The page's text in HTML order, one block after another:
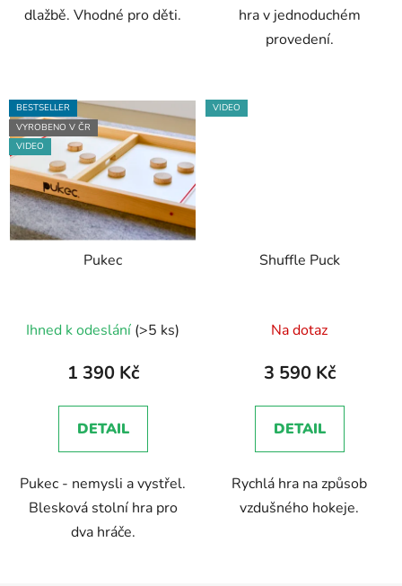
dlažbě. Vhodné pro děti.
hra v jednoduchém
provedení.
BESTSELLER
VYROBENO V ČR
VIDEO
Pukec
hodnocení
produktu
4,9
z
hvězdiček.
Ihned k odeslání (>5 ks)
1 390 Kč
DETAIL
Pukec - nemysli a vystřel.
Blesková stolní hra pro
dva hráče.
VIDEO
Shuffle Puck
Na dotaz
3 590 Kč
DETAIL
Rychlá hra na způsob
vzdušného hokeje.